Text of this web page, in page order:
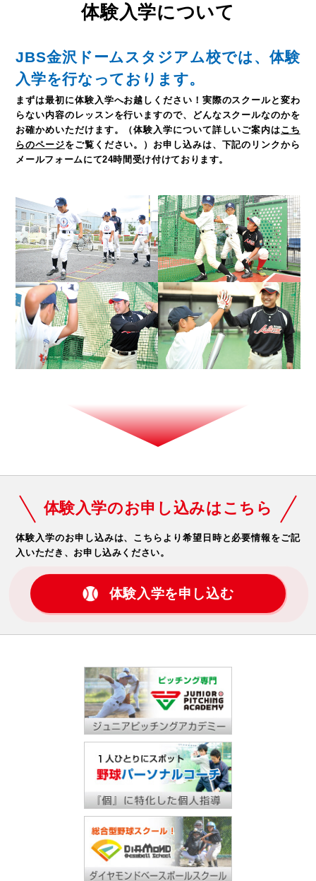
体験入学について
JBS金沢ドームスタジアム校では、体験
入学を行なっております。
まずは最初に体験入学へお越しください！ 実際のスクールと変わ
らない内容のレッスンを行いますので、どんなスクールなのかを
お確かめいただけます。
（体験入学について詳しいご案内はこち
らのページをご覧ください。） お申し込みは、下記のリンクから
メールフォームにて24時間受け付けております。
体験入学のお申し込みはこちら
体験入学のお申し込みは、こちらより希望日時と必要情報をご記
入いただき、お申し込みください。
体験入学を申し込む